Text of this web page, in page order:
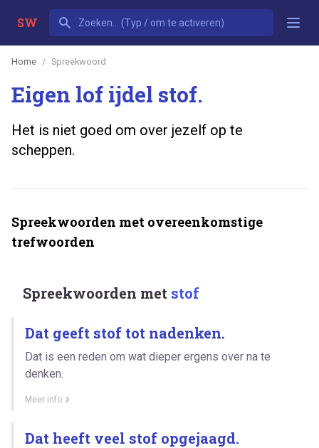
SW
Home Spreekwoord
Eigen lof ijdel stof.
Het is niet goed om over jezelf op te
scheppen.
Spreekwoorden met overeenkomstige
trefwoorden
Spreekwoorden met stof
Dat geeft stof tot nadenken.
Dat is een reden om wat dieper ergens over na te
denken.
Meer info
Dat heeft veel stof opgejaagd.